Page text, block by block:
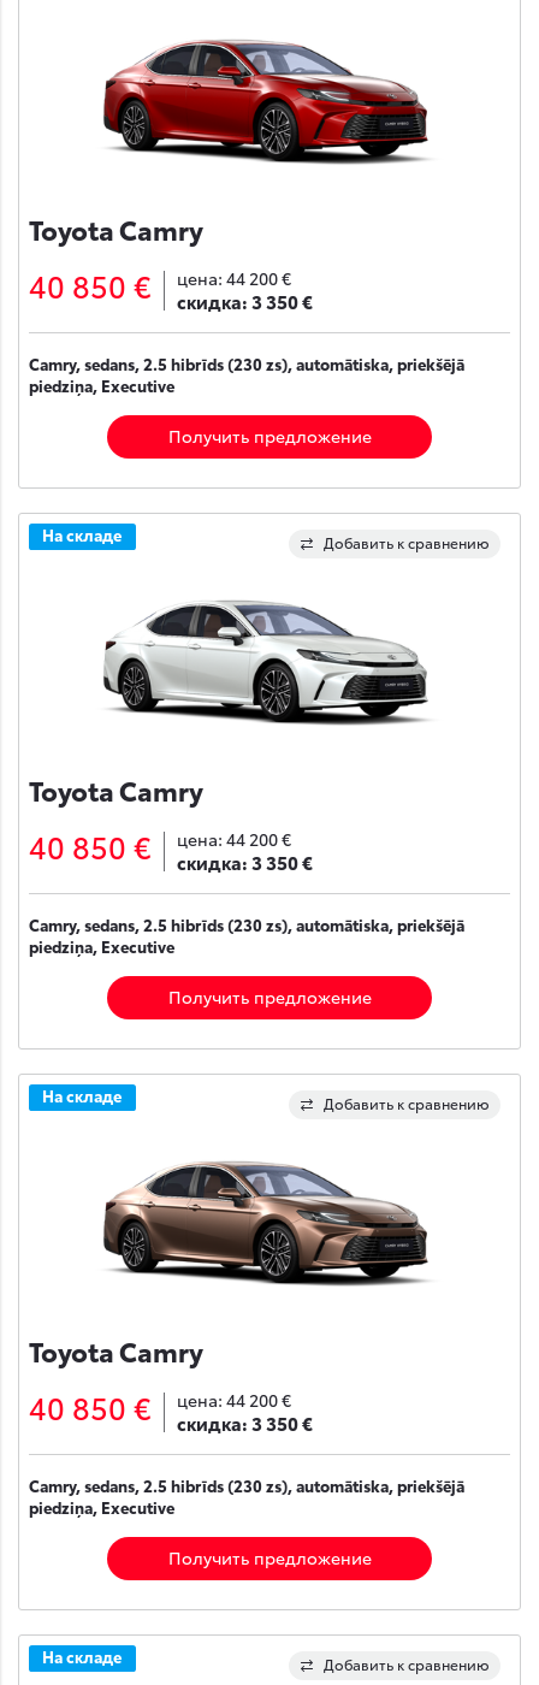
Toyota Camry
40 850 € цена: 44 200 €
скидка:3 350 €
Camry, sedans, 2.5 hibrīds (230 zs), automātiska, priekšējā
piedziņa, Executive
Получить предложение
Добавить к сравнению
На складе
Toyota Camry
40 850 € цена: 44 200 €
скидка:3 350 €
Camry, sedans, 2.5 hibrīds (230 zs), automātiska, priekšējā
piedziņa, Executive
Получить предложение
Добавить к сравнению
На складе
Toyota Camry
40 850 € цена: 44 200 €
скидка:3 350 €
Camry, sedans, 2.5 hibrīds (230 zs), automātiska, priekšējā
piedziņa, Executive
Получить предложение
Добавить к сравнению
На складе